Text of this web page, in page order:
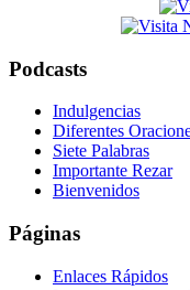
Podcasts
Indulgencias
Diferentes
Siete Palabras
Importante Rezar
Bienvenidos
Páginas
Enlaces Rápidos